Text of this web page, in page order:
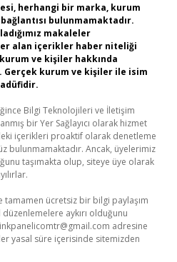
herhangi bir marka, kurum
bulunmamaktadır.
makaleler
alan içerikler haber niteliği
ve kişiler hakkında
Gerçek kurum ve kişiler ile isim
Bilgi Teknolojileri ve İletişim
bir Yer Sağlayıcı olarak hizmet
içerikleri proaktif olarak denetleme
bulunmamaktadır. Ancak, üyelerimiz
taşımakta olup, siteye üye olarak
tamamen ücretsiz bir bilgi paylaşım
aykırı olduğunu
adresine
yasal süre içerisinde sitemizden